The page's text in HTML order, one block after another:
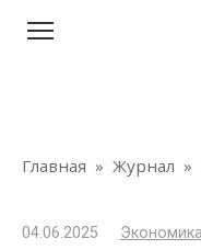
Главная » Журнал »
04.06.2025 Экономика